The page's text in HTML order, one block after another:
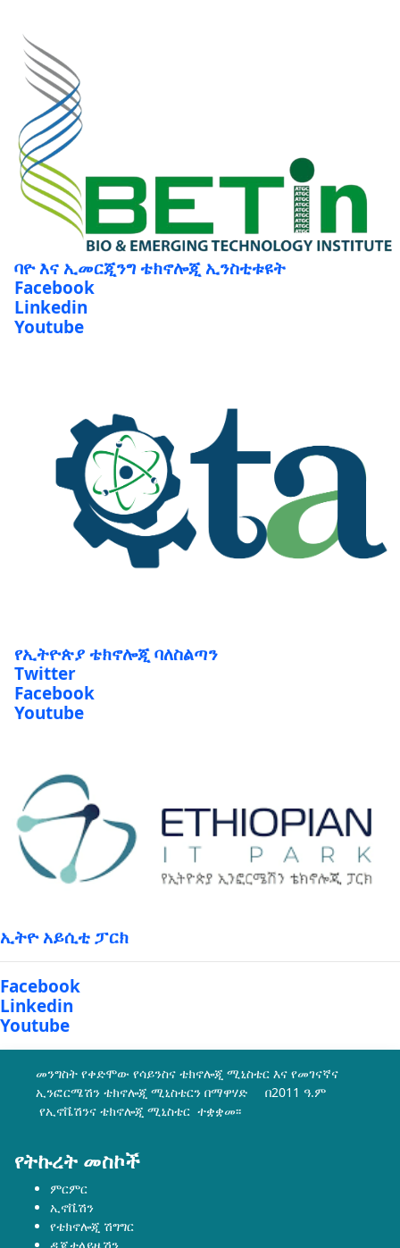
ባዮ እና ኢመርጂንግ ቴክኖሎጂ ኢንስቲቱዩት
Facebook
Linkedin
Youtube
የኢትዮጵያ ቴክኖሎጂ ባለስልጣን
Twitter
Facebook
Youtube
ኢትዮ አይሲቲ ፓርክ
Facebook
Linkedin
Youtube
መንግስት የቀድሞው የሳይንስና ቴክኖሎጂ ሚኒስቴር እና የመገናኛና
ኢንፎርሜሽን ቴክኖሎጂ ሚኒስቴርን በማዋሃድ በ2011 ዓ.ም
የኢኖቬሽንና ቴክኖሎጂ ሚኒስቴር ተቋቋመ፡፡
የትኩረት መስኮች
ምርምር
ኢኖቬሽን
የቴክኖሎጂ ሽግግር